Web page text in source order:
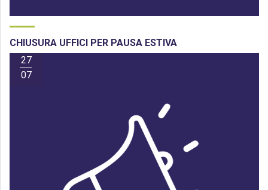
CHIUSURA UFFICI PER PAUSA ESTIVA
27
07